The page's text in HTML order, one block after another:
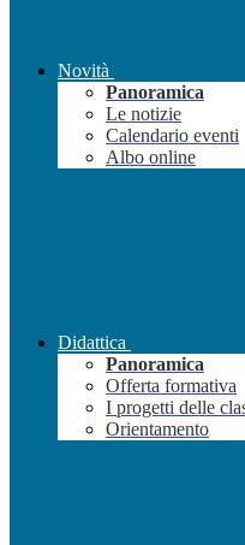
Novità
Panoramica
Le notizie
Calendario eventi
Albo online
Didattica
Panoramica
Offerta formativa
I progetti delle
Orientamento